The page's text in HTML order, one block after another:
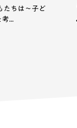
たちは～子ど
...